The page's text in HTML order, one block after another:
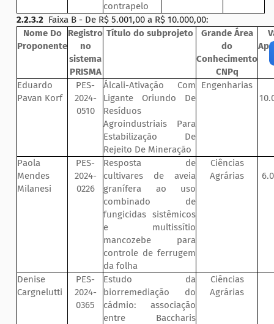
contrapelo
2.2.3.2 Faixa B - De R$ 5.001,00 a R$ 10.000,00:
Nome Do
Proponente
Registro
no
sistema
PRISMA
Título do subprojeto
Grande Área
do
Conhecimento
CNPq
Eduardo
Pavan Korf
PES-
2024-
0510
Álcali-Ativação Com
Ligante Oriundo De
Resíduos
Agroindustriais Para
Estabilização De
Rejeito De Mineração
Engenharias
Paola
Mendes
Milanesi
PES-
2024-
0226
Resposta de
cultivares de aveia
granífera ao uso
combinado de
fungicidas sistêmicos
e multissítio
mancozebe para
controle de ferrugem
da folha
Ciências
Agrárias
Denise
Cargnelutti
PES-
2024-
0365
Estudo da
biorremediação do
cádmio: associação
entre Baccharis
Ciências
Agrárias